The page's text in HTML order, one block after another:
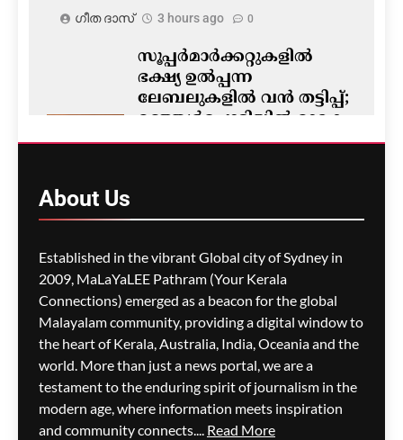
ഗീത ദാസ്‌ 3 hours ago 0
സൂപ്പർമാർക്കറ്റുകളിൽ
ഭക്ഷ്യ ഉൽപ്പന്ന
ലേബലുകളിൽ വൻ തട്ടിപ്പ്;
മഞ്ഞൾപ്പൊടിയിൽ മാരക
വിഷാംശമെന്ന്
M5 മോട്ടോർവേയിൽ
മാലിന്യ ട്രക്കിന് തീപിടിച്ചു;
കിലോമീറ്ററുകളോളം
ഗതാഗതക്കുരുക്ക്, മലയാളി
യാത്രികരെയും ബാധിച്ചു
ഗീത ദാസ്‌ 3 hours ago
About Us
Established in the vibrant Global city of Sydney in
2009, MaLaYaLEE Pathram (Your Kerala
Connections) emerged as a beacon for the global
Malayalam community, providing a digital window to
the heart of Kerala, Australia, India, Oceania and the
world. More than just a news portal, we are a
testament to the enduring spirit of journalism in the
modern age, where information meets inspiration
and community connects.... Read More